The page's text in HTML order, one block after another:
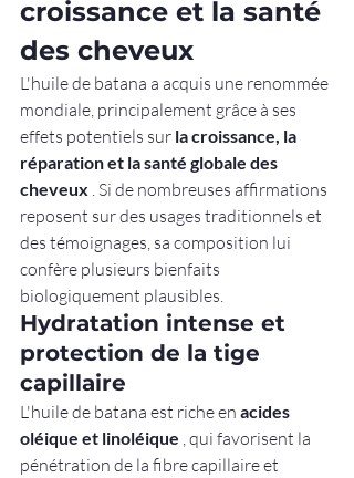
croissance et la santé
des cheveux
L'huile de batana a acquis une renommée
mondiale, principalement grâce à ses
effets potentiels sur la croissance, la
réparation et la santé globale des
cheveux . Si de nombreuses affirmations
reposent sur des usages traditionnels et
des témoignages, sa composition lui
confère plusieurs bienfaits
biologiquement plausibles.
Hydratation intense et
protection de la tige
capillaire
L'huile de batana est riche en acides
oléique et linoléique , qui favorisent la
pénétration de la fibre capillaire et